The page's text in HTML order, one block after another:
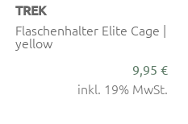
TREK
Flaschenhalter Elite Cage |
yellow
9,95 €
inkl. 19% MwSt.